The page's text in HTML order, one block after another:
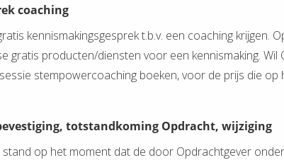
coaching
kennismakingsgesprek t.b.v. een coaching
gratis producten/diensten voor een kennismaking.
stempowercoaching boeken, voor de prijs die op
totstandkoming Opdracht, wijziging
op het moment dat de door Opdrachtgever